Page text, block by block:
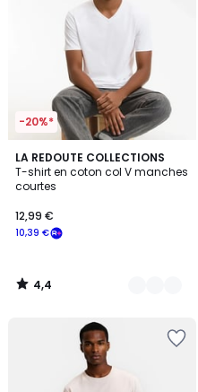
-20%*
LA REDOUTE COLLECTIONS
T-shirt en coton col V manches
courtes
10,39 €
12,99 €
4,4
/ 5
5
Couleurs
4,4
/